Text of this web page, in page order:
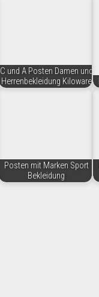
C und A Posten Damen und
Herrenbekleidung Kiloware
Posten mit Marken Sport
Bekleidung